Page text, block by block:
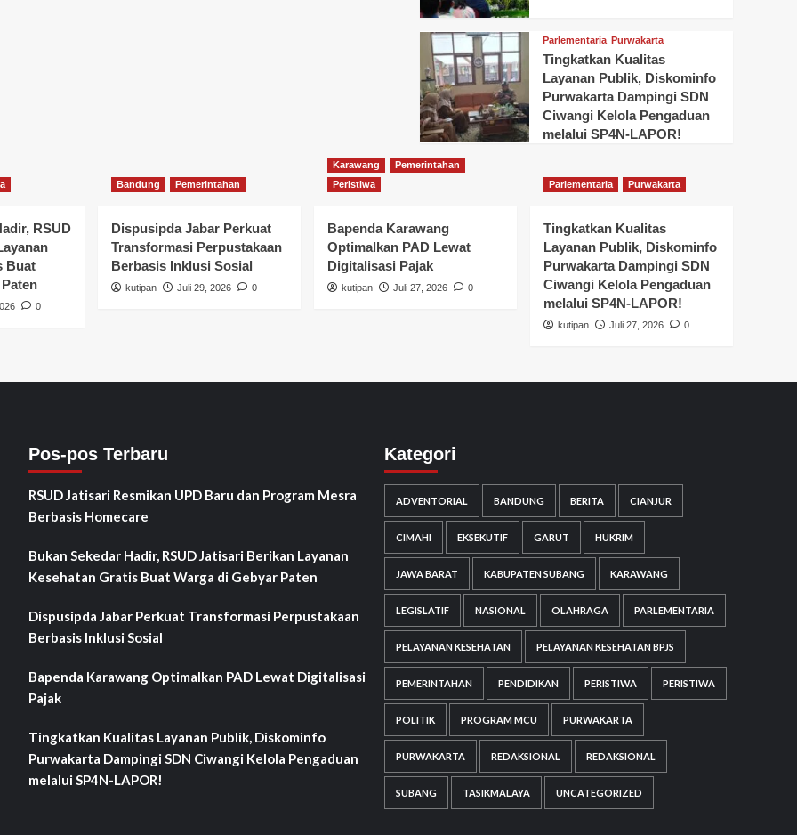
Parlementaria Purwakarta
Tingkatkan Kualitas
Layanan Publik, Diskominfo
Purwakarta Dampingi SDN
Ciwangi Kelola Pengaduan
melalui SP4N-LAPOR!
RSUD
Buat
0
Bandung Pemerintahan
Dispusipda Jabar Perkuat
Transformasi Perpustakaan
Berbasis Inklusi Sosial
kutipan Juli 29, 2026 0
Karawang
Pemerintahan
Peristiwa
Bapenda Karawang
Optimalkan PAD Lewat
Digitalisasi Pajak
kutipan Juli 27, 2026 0
Parlementaria Purwakarta
Tingkatkan Kualitas
Layanan Publik, Diskominfo
Purwakarta Dampingi SDN
Ciwangi Kelola Pengaduan
melalui SP4N-LAPOR!
kutipan Juli 27, 2026 0
Pos-pos Terbaru
RSUD Jatisari Resmikan UPD Baru dan Program Mesra
Berbasis Homecare
Bukan Sekedar Hadir, RSUD Jatisari Berikan Layanan
Kesehatan Gratis Buat Warga di Gebyar Paten
Dispusipda Jabar Perkuat Transformasi Perpustakaan
Berbasis Inklusi Sosial
Bapenda Karawang Optimalkan PAD Lewat Digitalisasi
Pajak
Tingkatkan Kualitas Layanan Publik, Diskominfo
Purwakarta Dampingi SDN Ciwangi Kelola Pengaduan
melalui SP4N-LAPOR!
Kategori
ADVENTORIAL BANDUNG BERITA CIANJUR
CIMAHI EKSEKUTIF GARUT HUKRIM
JAWA BARAT KABUPATEN SUBANG KARAWANG
LEGISLATIF NASIONAL OLAHRAGA PARLEMENTARIA
PELAYANAN KESEHATAN PELAYANAN KESEHATAN BPJS
PEMERINTAHAN PENDIDIKAN PERISTIWA PERISTIWA
POLITIK PROGRAM MCU PURWAKARTA
PURWAKARTA REDAKSIONAL REDAKSIONAL
SUBANG TASIKMALAYA UNCATEGORIZED